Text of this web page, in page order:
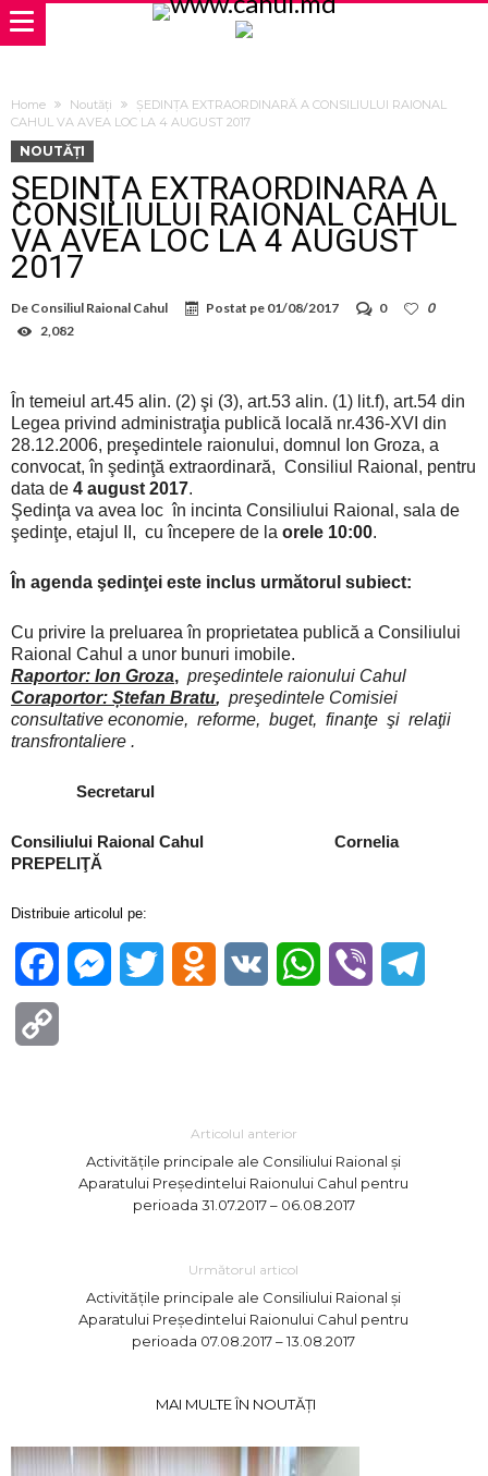
Home Noutăți
ŞEDINŢA EXTRAORDINARĂ A CONSILIULUI RAIONAL
CAHUL VA AVEA LOC LA 4 AUGUST 2017
NOUTĂȚI
ŞEDINŢA EXTRAORDINARĂ A
CONSILIULUI RAIONAL CAHUL
VA AVEA LOC LA 4 AUGUST
2017
De Consiliul Raional Cahul Postat pe 01/08/2017 0
0
2,082
În temeiul art.45 alin. (2) şi (3), art.53 alin. (1) lit.f), art.54 din
Legea privind administraţia publică locală nr.436-XVI din
28.12.2006, preşedintele raionului, domnul Ion Groza, a
convocat, în şedinţă extraordinară, Consiliul Raional, pentru
data de 4 august 2017.
Şedinţa va avea loc în incinta Consiliului Raional, sala de
şedinţe, etajul II, cu începere de la orele 10:00.
În agenda şedinţei este inclus următorul subiect:
Cu privire la preluarea în proprietatea publică a Consiliului
Raional Cahul a unor bunuri imobile.
Raportor: Ion Groza, preşedintele raionului Cahul
Coraportor: Ștefan Bratu, preşedintele Comisiei
consultative economie, reforme, buget, finanţe şi relaţii
transfrontaliere .
Secretarul
Consiliului Raional Cahul Cornelia
PREPELIŢĂ
Distribuie articolul pe:
FacebookMessenger
Twitter Odnoklassniki
VK WhatsApp
Viber
Articolul anterior
Activităţile principale ale Consiliului Raional şi
Aparatului Preşedintelui Raionului Cahul pentru
perioada 31.07.2017 – 06.08.2017
Următorul articol
Activităţile principale ale Consiliului Raional şi
Aparatului Preşedintelui Raionului Cahul pentru
perioada 07.08.2017 – 13.08.2017
MAI MULTE ÎN NOUTĂȚI